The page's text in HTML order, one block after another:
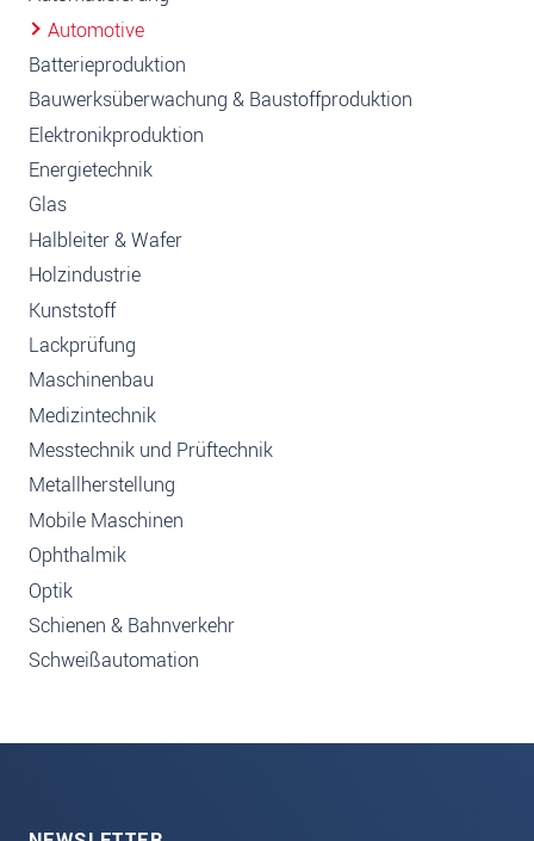
Automotive
Batterieproduktion
Bauwerksüberwachung & Baustoffproduktion
Elektronikproduktion
Energietechnik
Glas
Halbleiter & Wafer
Holzindustrie
Kunststoff
Lackprüfung
Maschinenbau
Medizintechnik
Messtechnik und Prüftechnik
Metallherstellung
Mobile Maschinen
Ophthalmik
Optik
Schienen & Bahnverkehr
Schweißautomation